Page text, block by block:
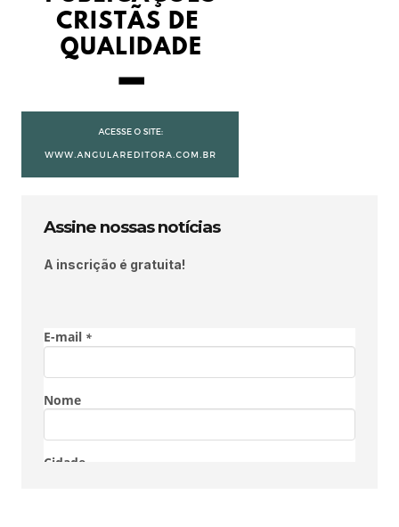
Assine nossas notícias
A inscrição é gratuita!